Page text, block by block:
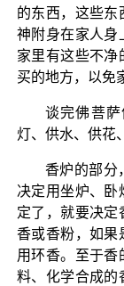
的东西，这些东
神附身在家人身
家里有这些不净
买的地方，以免
谈完佛菩
灯、供水、供花
香炉的部分
决定用坐炉、卧
定了，就要决定
香或香粉，如果
用环香。至于香
料、化学合成的